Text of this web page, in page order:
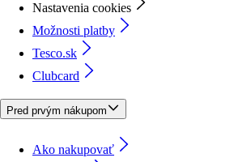
Nastavenia cookies
Možnosti platby
Tesco.sk
Clubcard
Pred prvým nákupom
Ako nakupovať